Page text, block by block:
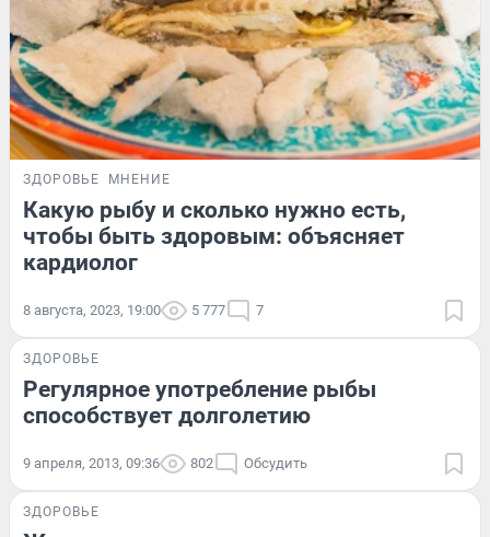
ЗДОРОВЬЕ МНЕНИЕ
Какую рыбу и сколько нужно есть,
чтобы быть здоровым: объясняет
кардиолог
8 августа, 2023, 19:00 5 777 7
ЗДОРОВЬЕ
Регулярное употребление рыбы
способствует долголетию
9 апреля, 2013, 09:36 802 Обсудить
ЗДОРОВЬЕ